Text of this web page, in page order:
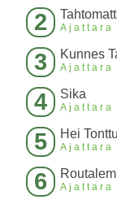
2 Ajattara
3 Kunnes
Ajattara
4 Sika
Ajattara
5 Hei
Ajattara
6 Ajattara